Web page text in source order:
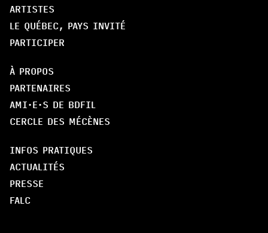
ARTISTES
LE QUÉBEC, PAYS INVITÉ
PARTICIPER
À PROPOS
PARTENAIRES
AMI·E·S DE BDFIL
CERCLE DES MÉCÈNES
INFOS PRATIQUES
ACTUALITÉS
PRESSE
FALC